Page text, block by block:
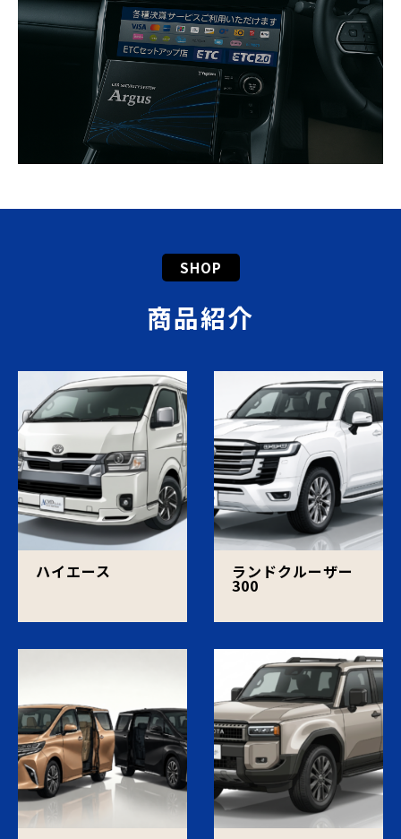
SHOP
商品紹介
ハイエース ランドクルーザー
300